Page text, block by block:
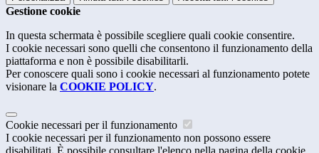
Gestione cookie
In questa schermata è possibile scegliere quali cookie consentire.
I cookie necessari sono quelli che consentono il funzionamento della
piattaforma e non è possibile disabilitarli.
Per conoscere quali sono i cookie necessari al funzionamento potete
visionare la COOKIE POLICY.
Cookie necessari per il funzionamento
I cookie necessari per il funzionamento non possono essere
disabilitati. È possibile consultare l'elenco nella pagina della cookie